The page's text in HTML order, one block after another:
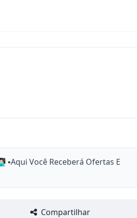
▪︎Aqui Você Receberá Ofertas E
Compartilhar